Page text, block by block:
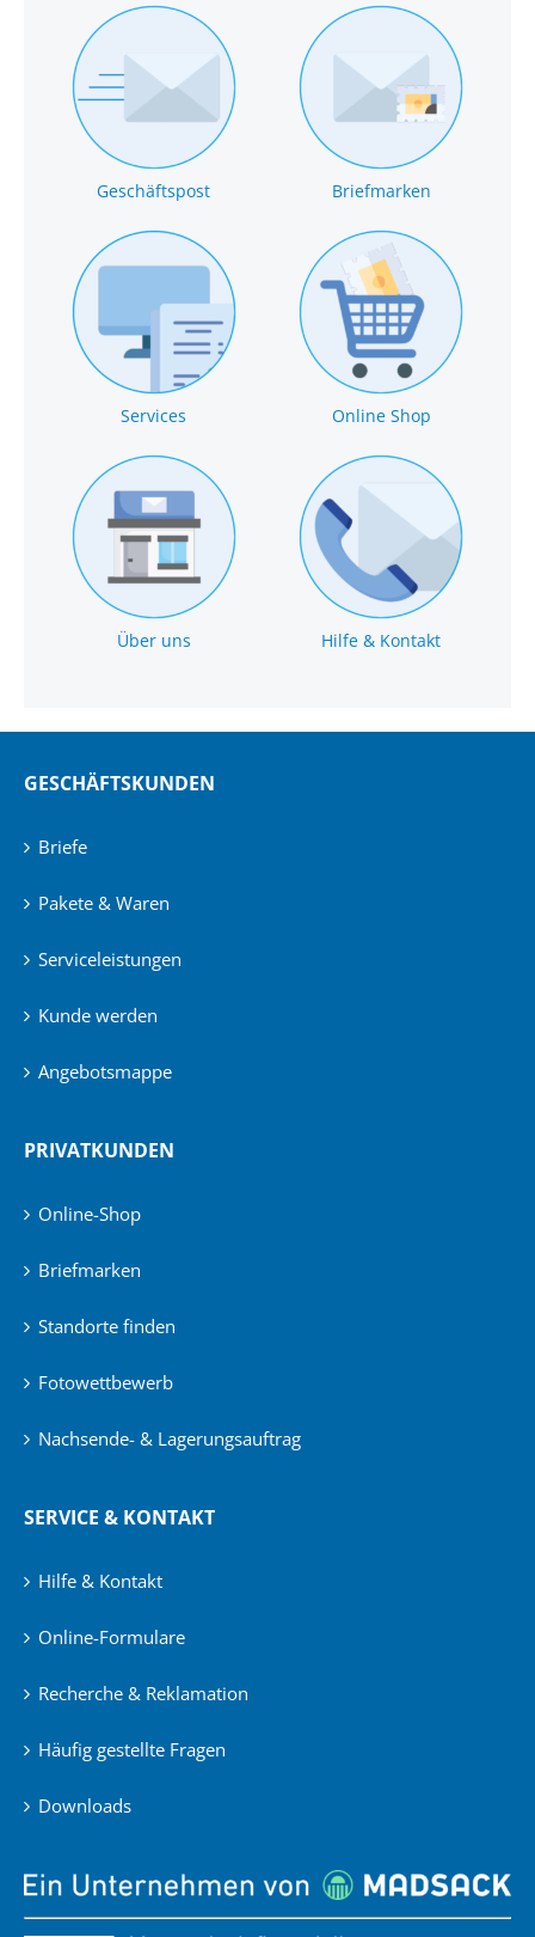
Geschäftspost Briefmarken
Services Online Shop
Über uns Hilfe & Kontakt
GESCHÄFTSKUNDEN
Briefe
Pakete & Waren
Serviceleistungen
Kunde werden
Angebotsmappe
PRIVATKUNDEN
Online-Shop
Briefmarken
Standorte finden
Fotowettbewerb
Nachsende- & Lagerungsauftrag
SERVICE & KONTAKT
Hilfe & Kontakt
Online-Formulare
Recherche & Reklamation
Häufig gestellte Fragen
Downloads